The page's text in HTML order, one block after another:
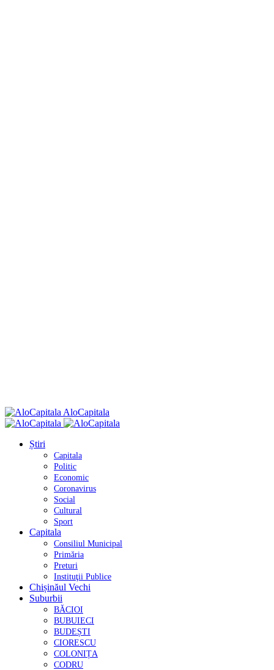
AloCapitala
Știri
Capitala
Politic
Economic
Coronavirus
Social
Cultural
Sport
Capitala
Consiliul Municipal
Primăria
Preturi
Instituţii Publice
Chișinăul Vechi
Suburbii
BĂCIOI
BUBUIECI
BUDEȘTI
CIORESCU
COLONIȚA
CODRU